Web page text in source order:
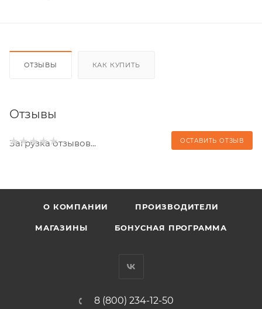
ОТЗЫВЫ КАК КУПИТЬ
Отзывы
ОСТАВИТЬ ОТЗЫВ
Загрузка отзывов...
О КОМПАНИИ ПРОИЗВОДИТЕЛИ
МАГАЗИНЫ БОНУСНАЯ ПРОГРАММА
8 (800) 234-12-50